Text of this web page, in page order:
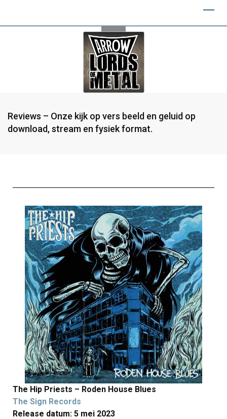
Reviews – Onze kijk op vers beeld en geluid op
download, stream en fysiek format.
The Hip Priests – Roden House Blues
The Sign Records
Release datum: 5 mei 2023